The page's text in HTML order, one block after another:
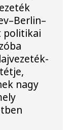
politikai
nagy